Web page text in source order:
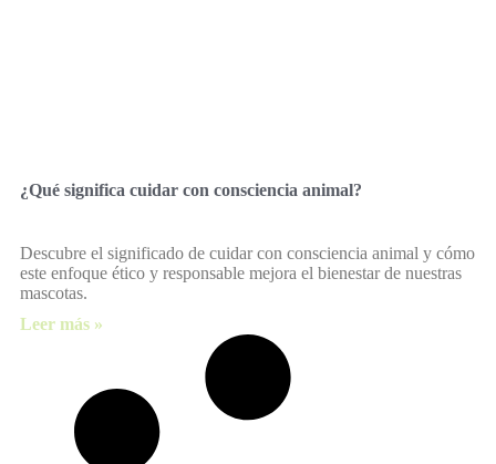
¿Qué significa cuidar con consciencia animal?
Descubre el significado de cuidar con consciencia animal y cómo
este enfoque ético y responsable mejora el bienestar de nuestras
mascotas.
Leer más »